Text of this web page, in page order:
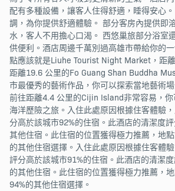
配有多種設備，讓客人住得舒適，睡得安心
調，為你提供舒適體驗。 部分客房內提供即
水，客人不用擔心口渴。 西悠巢旅部分浴室
供便利。酒店周邊千萬別過高雄市帶給你的
點應該就是Liuhe Tourist Night Market，距
距離19.6 公里的Fo Guang Shan Buddha
市最優秀的藝術作品，你可以探索當地藝術
前往距離4.4 公里的Cijin Island非常容易，
海洋歷險之旅。入住此處原因根據住客體驗
分高於該城市92%的住宿。此酒店的清潔度
其他住宿。此住宿的位置獲得極力推薦，地
的其他住宿選擇。入住此處原因根據住客體
評分高於該城市91%的住宿。此酒店的清潔
的其他住宿。此住宿的位置獲得極力推薦，
94%的其他住宿選擇。